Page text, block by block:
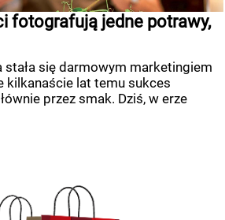
fotografują jedne potrawy,
się darmowym marketingiem
kilkanaście lat temu sukces
przez smak. Dziś, w erze